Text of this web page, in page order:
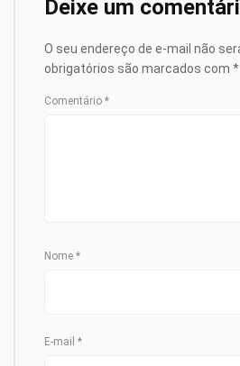
Deixe um
O seu endereço de e-mail não
obrigatórios são marcados com *
Comentário *
Nome *
E-mail *